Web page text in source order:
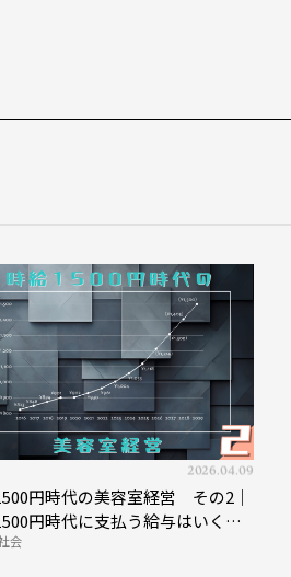
2026.04.09
円時代の美容室経営 その2｜
円時代に支払う給与はいくら
会